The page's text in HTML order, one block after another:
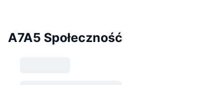
A7A5 Społeczność